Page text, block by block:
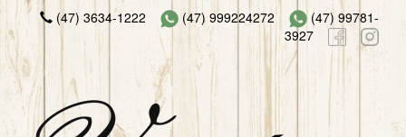
(47) 3634-1222 (47) 999224272
(47) 99781-
3927